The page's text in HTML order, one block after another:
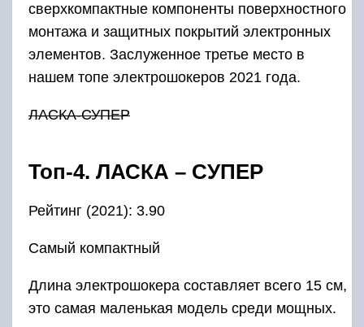
сверхкомпактные компоненты поверхностного
монтажа и защитных покрытий электронных
элементов. Заслуженное третье место в
нашем топе электрошокеров 2021 года.
ЛАСКА-СУПЕР
Топ-4. ЛАСКА – СУПЕР
Рейтинг (2021): 3.90
Самый компактный
Длина электрошокера составляет всего 15 см,
это самая маленькая модель среди мощных.